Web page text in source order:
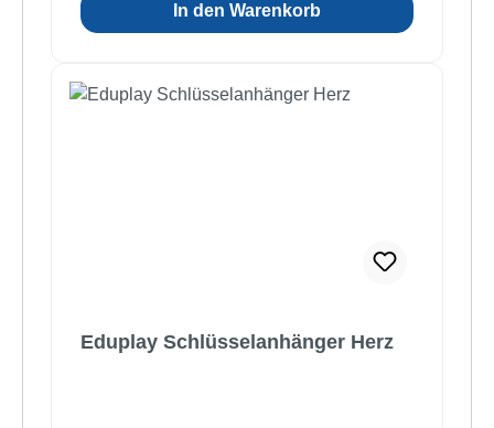
In den Warenkorb
Eduplay Schlüsselanhänger Herz